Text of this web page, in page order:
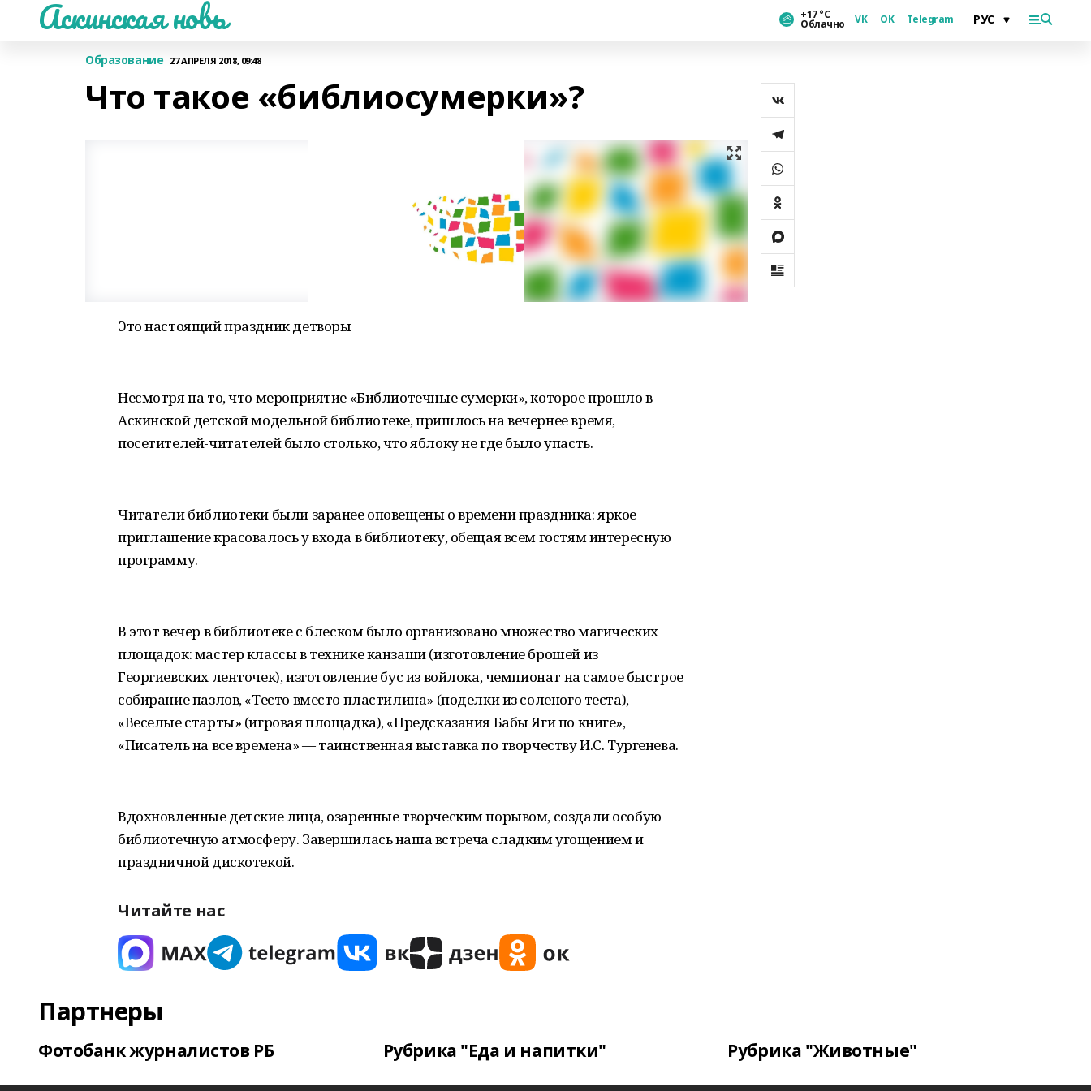
Аскинская новь +17 °С
Облачно VK OK Telegram
Образование 27 АПРЕЛЯ 2018, 09:48
Что такое «библиосумерки»?
Это настоящий праздник детворы
Несмотря на то, что мероприятие «Библиотечные сумерки», которое прошло в
Аскинской детской модельной библиотеке, пришлось на вечернее время,
посетителей-читателей было столько, что яблоку не где было упасть.
Читатели библиотеки были заранее оповещены о времени праздника: яркое
приглашение красовалось у входа в библиотеку, обещая всем гостям интересную
программу.
В этот вечер в библиотеке с блеском было организовано множество магических
площадок: мастер классы в технике канзаши (изготовление брошей из
Георгиевских ленточек), изготовление бус из войлока, чемпионат на самое быстрое
собирание пазлов, «Тесто вместо пластилина» (поделки из соленого теста),
«Веселые старты» (игровая площадка), «Предсказания Бабы Яги по книге»,
«Писатель на все времена» — таинственная выставка по творчеству И.С. Тургенева.
Вдохновленные детские лица, озаренные творческим порывом, создали особую
библиотечную атмосферу. Завершилась наша встреча сладким угощением и
праздничной дискотекой.
Читайте нас
Партнеры
Фотобанк журналистов РБ Рубрика "Еда и напитки" Рубрика "Животные"